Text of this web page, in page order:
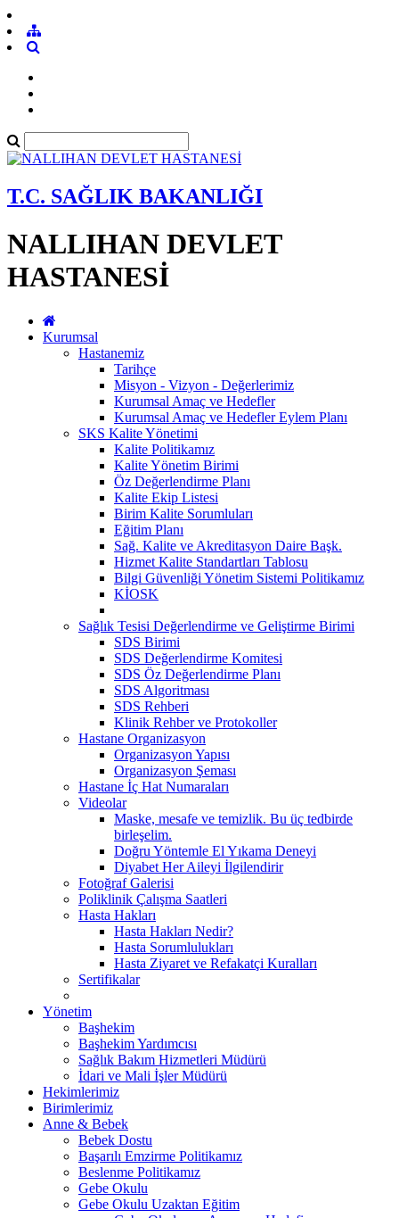
T.C. SAĞLIK BAKANLIĞI
NALLIHAN DEVLET
HASTANESİ
Kurumsal
Hastanemiz
Tarihçe
Misyon - Vizyon - Değerlerimiz
Kurumsal Amaç ve Hedefler
Kurumsal Amaç ve Hedefler Eylem Planı
SKS Kalite Yönetimi
Kalite Politikamız
Kalite Yönetim Birimi
Öz Değerlendirme Planı
Kalite Ekip Listesi
Birim Kalite Sorumluları
Eğitim Planı
Sağ. Kalite ve Akreditasyon Daire Başk.
Hizmet Kalite Standartları Tablosu
Bilgi Güvenliği Yönetim Sistemi Politikamız
KİOSK
Sağlık Tesisi Değerlendirme ve Geliştirme Birimi
SDS Birimi
SDS Değerlendirme Komitesi
SDS Öz Değerlendirme Planı
SDS Algoritması
SDS Rehberi
Klinik Rehber ve Protokoller
Hastane Organizasyon
Organizasyon Yapısı
Organizasyon Şeması
Hastane İç Hat Numaraları
Videolar
Maske, mesafe ve temizlik. Bu üç tedbirde
birleşelim.
Doğru Yöntemle El Yıkama Deneyi
Diyabet Her Aileyi İlgilendirir
Fotoğraf Galerisi
Poliklinik Çalışma Saatleri
Hasta Hakları
Hasta Hakları Nedir?
Hasta Sorumlulukları
Hasta Ziyaret ve Refakatçi Kuralları
Sertifikalar
Yönetim
Başhekim
Başhekim Yardımcısı
Sağlık Bakım Hizmetleri Müdürü
İdari ve Mali İşler Müdürü
Hekimlerimiz
Birimlerimiz
Anne & Bebek
Bebek Dostu
Başarılı Emzirme Politikamız
Beslenme Politikamız
Gebe Okulu
Gebe Okulu Uzaktan Eğitim